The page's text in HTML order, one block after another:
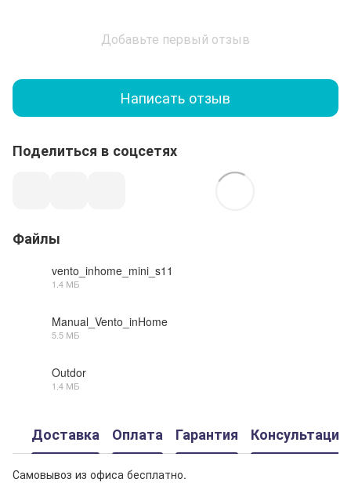
Добавьте первый отзыв
Написать отзыв
Поделиться в соцсетях
Файлы
vento_inhome_mini_s11
1.4 МБ
Manual_Vento_inHome
5.5 МБ
Outdor
1.4 МБ
Доставка Оплата Гарантия Консультация
Самовывоз из офиса бесплатно.